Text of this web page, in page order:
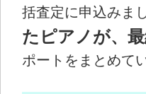
括査定に申込みま
たピアノが、
ポートをまとめて